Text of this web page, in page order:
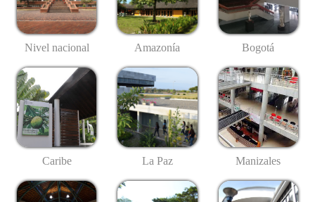
Nivel nacional Amazonía Bogotá
Caribe La Paz Manizales